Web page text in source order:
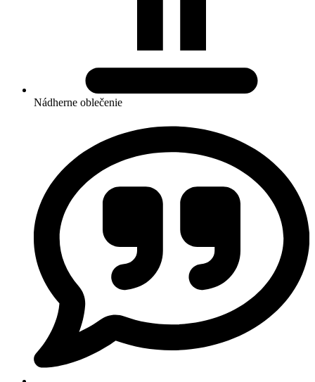
Nádherne oblečenie